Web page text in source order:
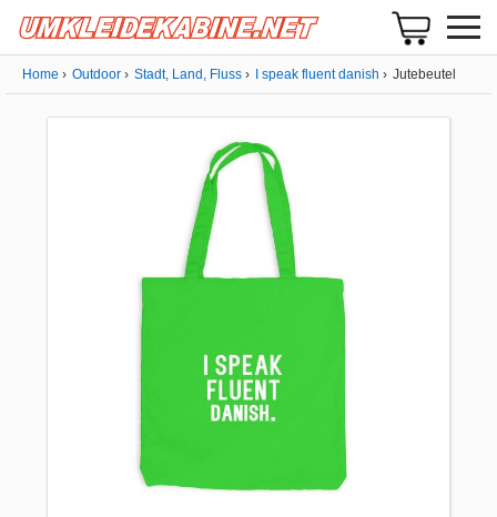
Home Outdoor Stadt, Land, Fluss I speak fluent danish Jutebeutel